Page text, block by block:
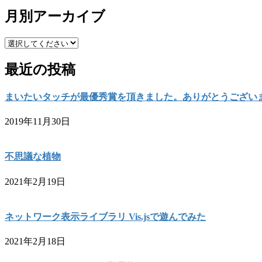
月別アーカイブ
最近の投稿
まいたいタッチが最優秀賞を頂きました。ありがとうござい
2019年11月30日
不思議な植物
2021年2月19日
ネットワーク表示ライブラリ Vis.jsで遊んでみた
2021年2月18日